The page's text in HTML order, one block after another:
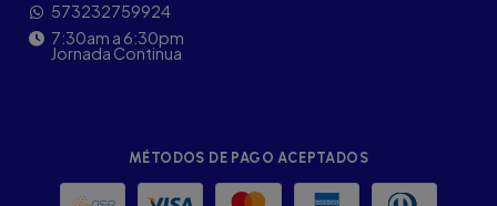
573232759924
7:30am a 6:30pm
Jornada Continua
MÉTODOS DE PAGO ACEPTADOS